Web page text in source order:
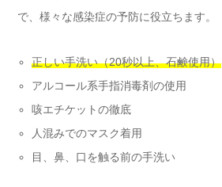
で、様々な感染症の予防に役立ちます。
正しい手洗い（20秒以上、石鹸使用）
アルコール系手指消毒剤の使用
咳エチケットの徹底
人混みでのマスク着用
目、鼻、口を触る前の手洗い